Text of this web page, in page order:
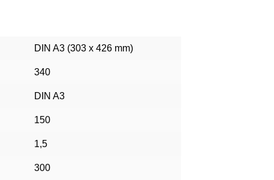
DIN A3 (303 x 426 mm)
340
DIN A3
150
1,5
300